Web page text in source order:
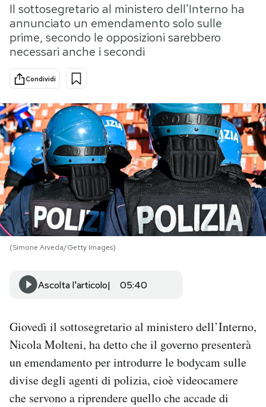
Cultura
Economia
Sport
Europa
Altrecose
Mondiali calcio 2026
NEWSLETTER
I MIEI PREFERITI
SHOP
CALENDARIO
AREA PERSONALE
Newsletter
Notifiche mobile
Regala il Post
Hai bisogno di aiuto?
Il sottosegretario al ministero dell'Interno ha
annunciato un emendamento solo sulle
prime, secondo le opposizioni sarebbero
necessari anche i secondi
Condividi
(Simone Arveda/Getty Images)
Ascolta l'articolo 05:40
Giovedì il sottosegretario al ministero dell’Interno,
Nicola Molteni, ha detto che il governo presenterà
un emendamento per introdurre le bodycam sulle
divise degli agenti di polizia, cioè videocamere
che servono a riprendere quello che accade di